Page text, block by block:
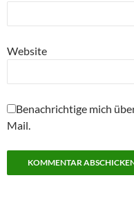
Website
Benachrichtige mich
Mail.